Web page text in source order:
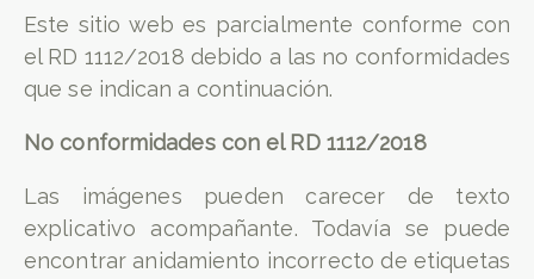
Este sitio web es parcialmente conforme con
el RD 1112/2018 debido a las no conformidades
que se indican a continuación.
No conformidades con el RD 1112/2018
Las imágenes pueden carecer de texto
explicativo acompañante. Todavía se puede
encontrar anidamiento incorrecto de etiquetas